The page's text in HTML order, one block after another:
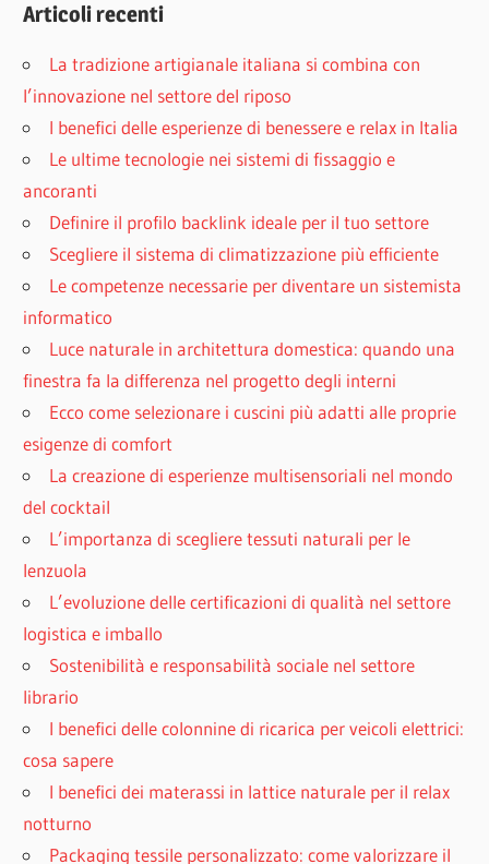
Articoli recenti
La tradizione artigianale italiana si combina con
l’innovazione nel settore del riposo
I benefici delle esperienze di benessere e relax in Italia
Le ultime tecnologie nei sistemi di fissaggio e
ancoranti
Definire il profilo backlink ideale per il tuo settore
Scegliere il sistema di climatizzazione più efficiente
Le competenze necessarie per diventare un sistemista
informatico
Luce naturale in architettura domestica: quando una
finestra fa la differenza nel progetto degli interni
Ecco come selezionare i cuscini più adatti alle proprie
esigenze di comfort
La creazione di esperienze multisensoriali nel mondo
del cocktail
L’importanza di scegliere tessuti naturali per le
lenzuola
L’evoluzione delle certificazioni di qualità nel settore
logistica e imballo
Sostenibilità e responsabilità sociale nel settore
librario
I benefici delle colonnine di ricarica per veicoli elettrici:
cosa sapere
I benefici dei materassi in lattice naturale per il relax
notturno
Packaging tessile personalizzato: come valorizzare il